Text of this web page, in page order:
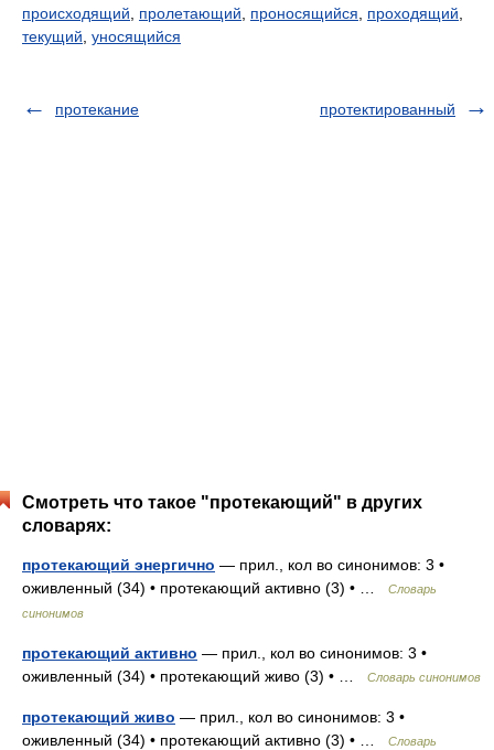
происходящий
пролетающий проносящийся проходящий
текущий уносящийся
протекание протектированный
Смотреть что такое "протекающий" в других
словарях:
протекающий энергично — прил., кол во синонимов: 3 •
оживленный (34) • протекающий активно (3) • …
Словарь
синонимов
протекающий активно — прил., кол во синонимов: 3 •
оживленный (34) • протекающий живо (3) • …
Словарь синонимов
протекающий живо — прил., кол во синонимов: 3 •
оживленный (34) • протекающий активно (3) • …
Словарь